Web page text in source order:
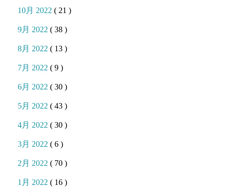
10月 2022( 21 )
9月 2022( 38 )
8月 2022( 13 )
7月 2022( 9 )
6月 2022( 30 )
5月 2022( 43 )
4月 2022( 30 )
3月 2022( 6 )
2月 2022( 70 )
1月 2022( 16 )